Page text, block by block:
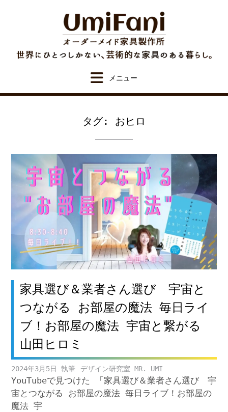
タグ: おヒロ
家具選び＆業者さん選び 宇宙と
つながる お部屋の魔法 毎日ライ
ブ！お部屋の魔法 宇宙と繋がる
山田ヒロミ
2024年3月5日 デザイン研究室 MR. UMI
YouTubeで見つけた 「家具選び＆業者さん選び 宇
宙とつながる お部屋の魔法 毎日ライブ！お部屋の
魔法 宇